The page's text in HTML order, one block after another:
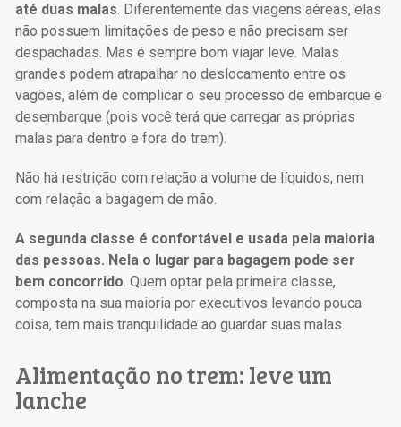
até duas malas. Diferentemente das viagens aéreas, elas
não possuem limitações de peso e não precisam ser
despachadas. Mas é sempre bom viajar leve. Malas
grandes podem atrapalhar no deslocamento entre os
vagões, além de complicar o seu processo de embarque e
desembarque (pois você terá que carregar as próprias
malas para dentro e fora do trem).
Não há restrição com relação a volume de líquidos, nem
com relação a bagagem de mão.
A segunda classe é confortável e usada pela maioria
das pessoas. Nela o lugar para bagagem pode ser
bem concorrido. Quem optar pela primeira classe,
composta na sua maioria por executivos levando pouca
coisa, tem mais tranquilidade ao guardar suas malas.
Alimentação no trem: leve um
lanche